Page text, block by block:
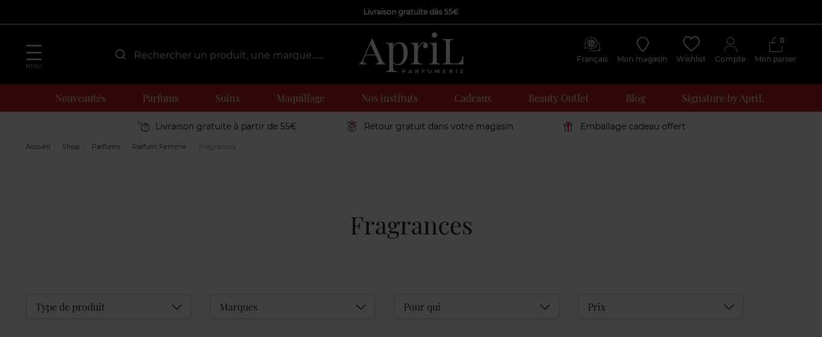
Livraison gratuite dès 55€
MENU
Français Mon magasin Wishlist Compte Mon panier
0
Nouveautés Parfums Soins Maquillage Nos instituts Cadeaux Beauty Outlet Blog Signature by ApriL
Livraison gratuite à partir de 55€ Retour gratuit dans votre magasin Emballage cadeau offert
Accueil Shop Parfums Parfum Femme Fragrances
Fragrances
Type de produit Déplier Marques Déplier Pour qui Déplier Prix Déplier